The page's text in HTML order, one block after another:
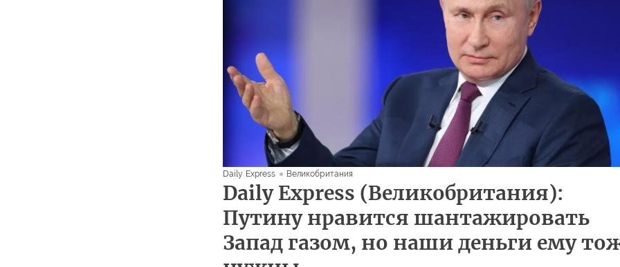
Daily Express Великобритания
Daily Express (Великобритания):
Путину нравится шантажировать
Запад газом, но наши деньги ему